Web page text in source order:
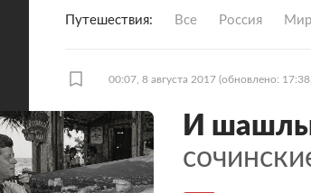
Путешествия Все Россия Мир
00:07, 8 августа 2017 (обновлено:
И